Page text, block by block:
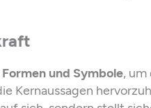
und Symbole,
Kernaussagen